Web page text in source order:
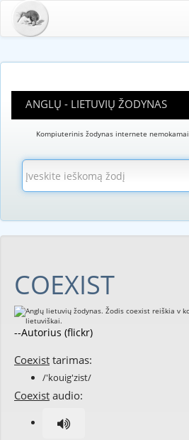
ANGLŲ - LIETUVIŲ ŽODYNAS
Kompiuterinis žodynas internete nemokamai
COEXIST
--Autorius (flickr)
Coexist tarimas:
/'kouig'zist/
Coexist audio: